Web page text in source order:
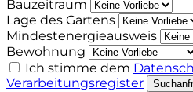
Bauzeitraum
Lage des Gartens
Mindestenergieausweis
Bewohnung
Ich stimme dem
Verarbeitungsregister